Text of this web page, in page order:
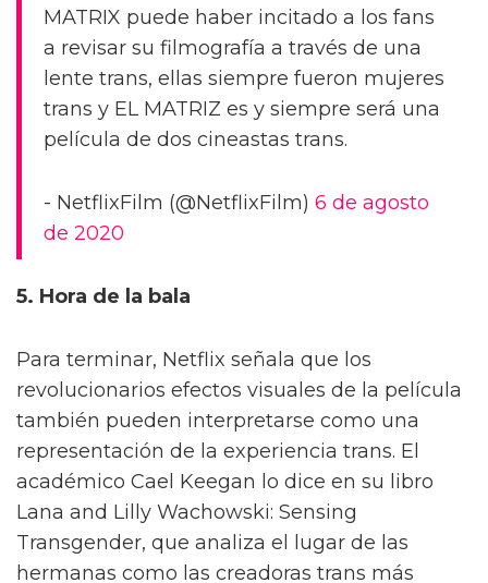
MATRIX puede haber incitado a los fans
a revisar su filmografía a través de una
lente trans, ellas siempre fueron mujeres
trans y EL MATRIZ es y siempre será una
película de dos cineastas trans.
- NetflixFilm (@NetflixFilm) 6 de agosto
de 2020
5. Hora de la bala
Para terminar, Netflix señala que los
revolucionarios efectos visuales de la película
también pueden interpretarse como una
representación de la experiencia trans. El
académico Cael Keegan lo dice en su libro
Lana and Lilly Wachowski: Sensing
Transgender, que analiza el lugar de las
hermanas como las creadoras trans más